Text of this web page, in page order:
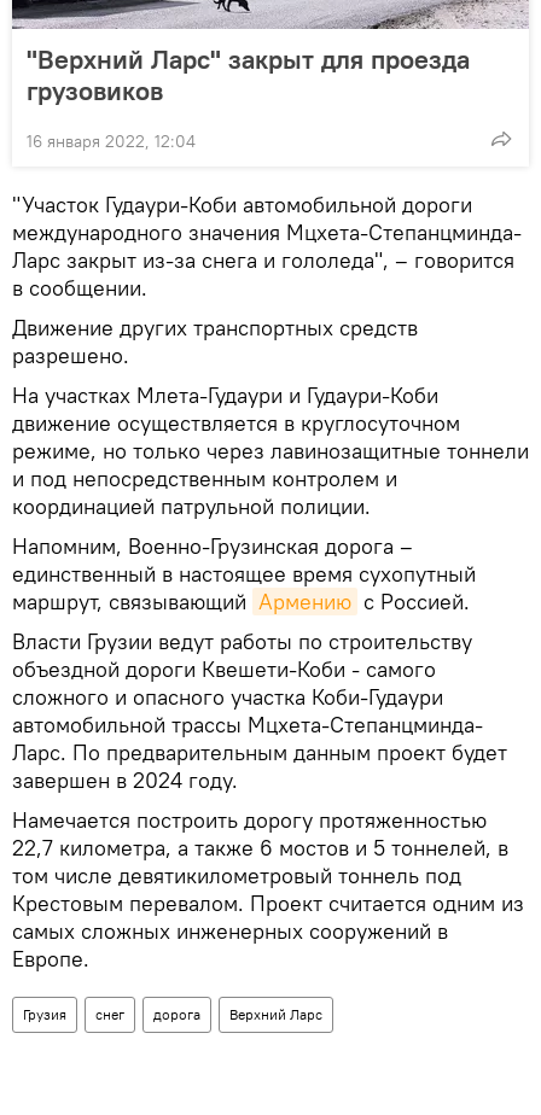
"Верхний Ларс" закрыт для проезда
грузовиков
16 января 2022, 12:04
"Участок Гудаури-Коби автомобильной дороги
международного значения Мцхета-Степанцминда-
Ларс закрыт из-за снега и гололеда", – говорится
в сообщении.
Движение других транспортных средств
разрешено.
На участках Млета-Гудаури и Гудаури-Коби
движение осуществляется в круглосуточном
режиме, но только через лавинозащитные тоннели
и под непосредственным контролем и
координацией патрульной полиции.
Напомним, Военно-Грузинская дорога –
единственный в настоящее время сухопутный
маршрут, связывающий Армению с Россией.
Власти Грузии ведут работы по строительству
объездной дороги Квешети-Коби - самого
сложного и опасного участка Коби-Гудаури
автомобильной трассы Мцхета-Степанцминда-
Ларс. По предварительным данным проект будет
завершен в 2024 году.
Намечается построить дорогу протяженностью
22,7 километра, а также 6 мостов и 5 тоннелей, в
том числе девятикилометровый тоннель под
Крестовым перевалом. Проект считается одним из
самых сложных инженерных сооружений в
Европе.
Грузия снег дорога Верхний Ларс